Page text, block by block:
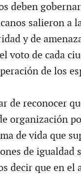
deben
salieron a
y de
voto de cada
de los
de reconocer
organización
de vida que
de igualdad
decir que en el